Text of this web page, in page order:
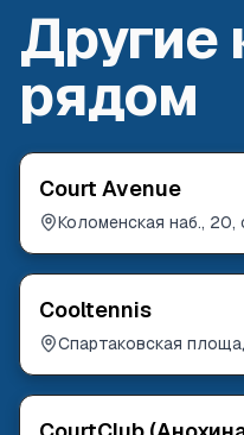
Другие
рядом
Court Avenue
Коломенская наб., 20,
Cooltennis
Спартаковская